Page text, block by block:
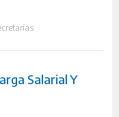
Salarial Y